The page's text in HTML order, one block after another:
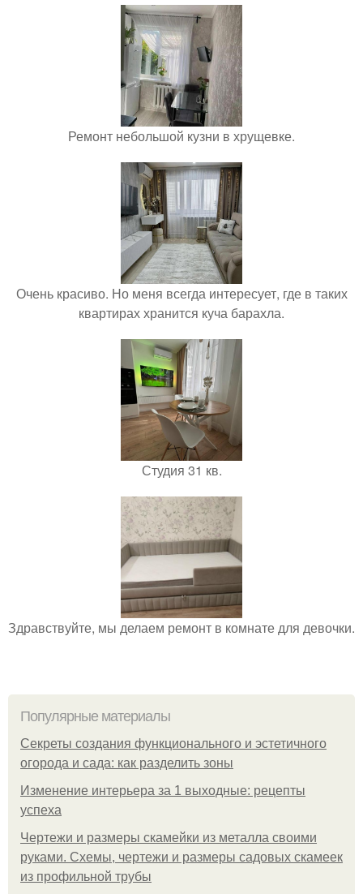
Ремонт небольшой кузни в хрущевке.
Очень красиво. Но меня всегда интересует, где в таких
квартирах хранится куча барахла.
Студия 31 кв.
Здравствуйте, мы делаем ремонт в комнате для девочки.
Популярные материалы
Секреты создания функционального и эстетичного
огорода и сада: как разделить зоны
Изменение интерьера за 1 выходные: рецепты
успеха
Чертежи и размеры скамейки из металла своими
руками. Схемы, чертежи и размеры садовых скамеек
из профильной трубы